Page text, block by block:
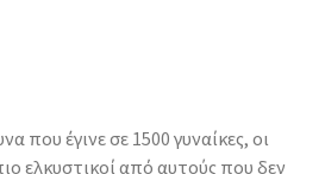
έγινε σε 1500 γυναίκες, οι
ελκυστικοί από αυτούς που δεν